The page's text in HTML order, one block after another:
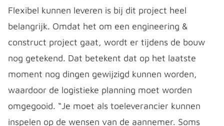
Flexibel kunnen leveren is bij dit project heel
belangrijk. Omdat het om een engineering &
construct project gaat, wordt er tijdens de bouw
nog getekend. Dat betekent dat op het laatste
moment nog dingen gewijzigd kunnen worden,
waardoor de logistieke planning moet worden
omgegooid. “Je moet als toeleverancier kunnen
inspelen op de wensen van de aannemer. Soms